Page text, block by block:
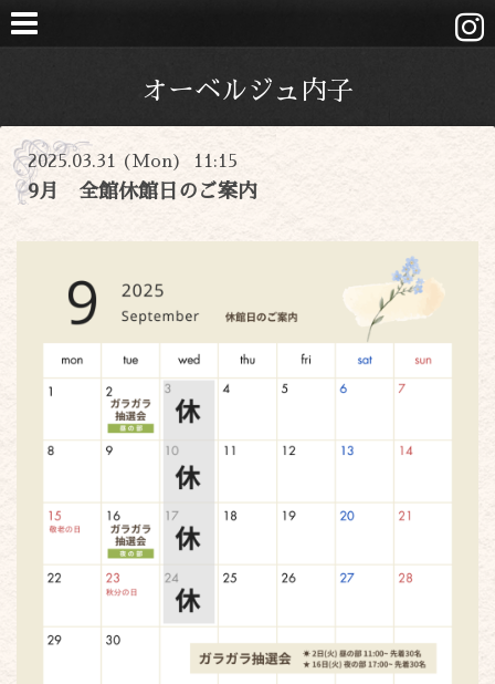
オーベルジュ内子
2025.03.31 (Mon) 11:15
9月 全館休館日のご案内